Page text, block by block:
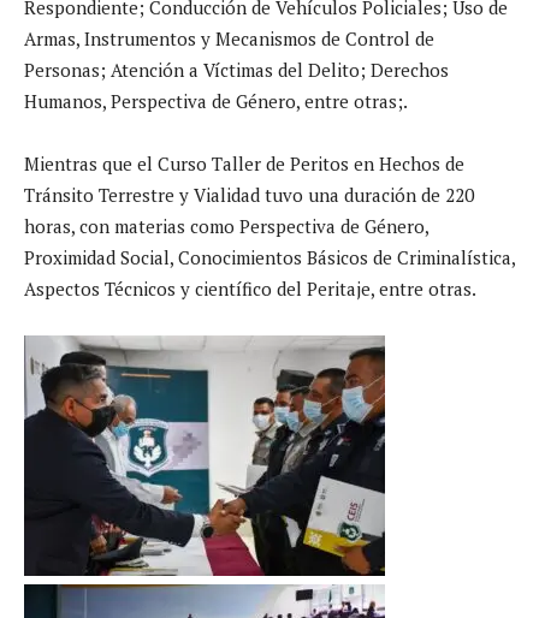
Respondiente; Conducción de Vehículos Policiales; Uso de
Armas, Instrumentos y Mecanismos de Control de
Personas; Atención a Víctimas del Delito; Derechos
Humanos, Perspectiva de Género, entre otras;.
Mientras que el Curso Taller de Peritos en Hechos de
Tránsito Terrestre y Vialidad tuvo una duración de 220
horas, con materias como Perspectiva de Género,
Proximidad Social, Conocimientos Básicos de Criminalística,
Aspectos Técnicos y científico del Peritaje, entre otras.